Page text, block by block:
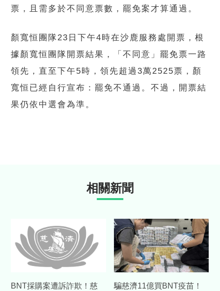
票，且需多於不同意票數，罷免案才算通過。
顏寬恒團隊23日下午4時在沙鹿服務處開票，根
據顏寬恒團隊開票結果，「不同意」罷免票一路
領先，直至下午5時，領先超過3萬2525票，顏
寬恒已經自行宣布：罷免不通過。不過，開票結
果仍依中選會為準。
相關新聞
BNT採購案遭訴詐欺！慈
騙慈濟11億買BNT疫苗！